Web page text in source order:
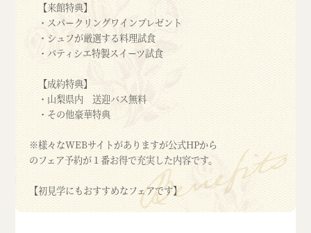
【来館特典】
・スパークリングワインプレゼント
・シュフが厳選する料理試食
・パティシエ特製スイーツ試食
【成約特典】
・山梨県内 送迎バス無料
・その他豪華特典
※様々なWEBサイトがありますが公式HPから
のフェア予約が１番お得で充実した内容です。
【初見学にもおすすめなフェアです】